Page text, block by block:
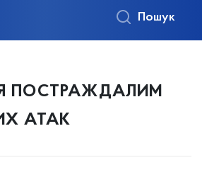
Пошук
ПОСТРАЖДАЛИМ
АТАК